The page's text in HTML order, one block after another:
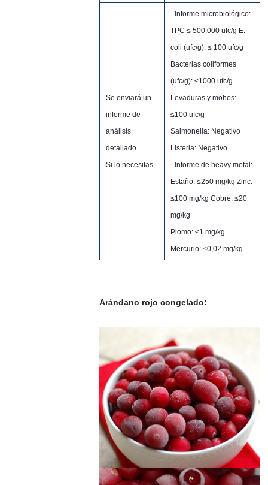
Se enviará un
informe de
análisis
detallado.
Si lo necesitas
- Informe microbiológico:
TPC ≤ 500.000 ufc/g E.
coli (ufc/g): ≤ 100 ufc/g
Bacterias coliformes
(ufc/g): ≤1000 ufc/g
Levaduras y mohos:
≤100 ufc/g
Salmonella: Negativo
Listeria: Negativo
- Informe de heavy metal:
Estaño: ≤250 mg/kg Zinc:
≤100 mg/kg Cobre: ​​≤20
mg/kg
Plomo: ≤1 mg/kg
Mercurio: ≤0,02 mg/kg
Arándano rojo congelado: